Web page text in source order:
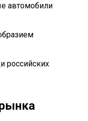
автомобили
российских